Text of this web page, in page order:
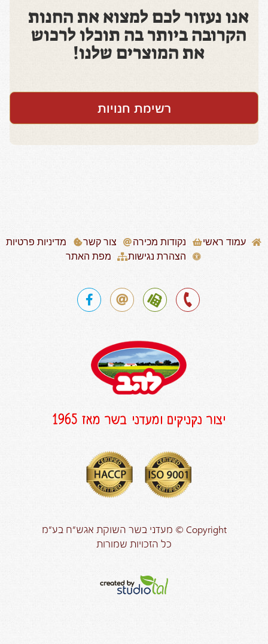
אנו נעזור לכם למצוא את החנות
הקרובה ביותר בה תוכלו לרכוש
את המוצרים שלנו!
רשימת חנויות
עמוד ראשי נקודות מכירה צור קשר
מדיניות פרטיות
הצהרת נגישות
מפת האתר
יצור נקניקים ומעדני בשר מאז 1965
Copyright © מעדני בשר השוקת אגש”ח בע”מ
כל הזכויות שמורות